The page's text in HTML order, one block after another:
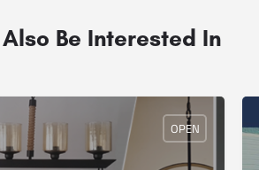
Be Interested In
OPEN